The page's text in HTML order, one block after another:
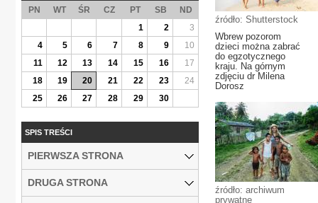
źródło: Shutterstock
Wbrew pozorom
dzieci można zabrać
do egzotycznego
kraju. Na górnym
zdjęciu dr Milena
Dorosz
źródło: archiwum
prywatne
PN WT ŚR CZ PT SB
ND
1
2
3
4
5 6 7 8 9
10
11
12 13 14 15 16
17
18
19 20 21 22 23
24
25
26 27 28 29 30
SPIS TREŚCI
PIERWSZA STRONA
DRUGA STRONA